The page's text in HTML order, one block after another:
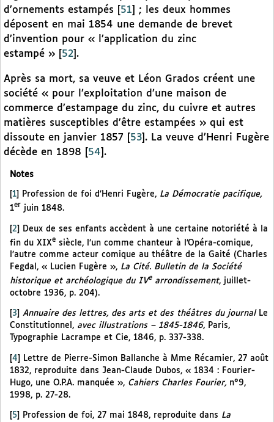
d’ornements estampés
51
; les deux hommes
déposent en mai 1854 une demande de brevet
d’invention pour « l’application du zinc
estampé »
52 .
Après sa mort, sa veuve et Léon Grados créent une
société « pour l’exploitation d’une maison de
commerce d’estampage du zinc, du cuivre et autres
matières susceptibles d’être estampées » qui est
dissoute en janvier 1857
53 . La veuve d’Henri Fugère
décède en 1898
54 .
Notes
1 Profession de foi d’Henri Fugère, La Démocratie pacifique,
1er juin 1848.
[2]
Deux de ses enfants accèdent à une certaine notoriété à la
fin du XIXe siècle, l’un comme chanteur à l’Opéra-comique,
l’autre comme acteur comique au théâtre de la Gaité (Charles
Fegdal, « Lucien Fugère », La Cité. Bulletin de la Société
historique et archéologique du IVearrondissement, juillet-
octobre 1936, p. 204).
3 Annuaire des lettres, des arts et des théâtres du journal Le
Constitutionnel, avec illustrations – 1845-1846, Paris,
Typographie Lacrampe et Cie, 1846, p. 337-338.
[4]
Lettre de Pierre-Simon Ballanche à Mme Récamier, 27 août
1832, reproduite dans Jean-Claude Dubos, « 1834 : Fourier-
Hugo, une O.P.A. manquée », Cahiers Charles Fourier, n°9,
1998, p. 27-28.
5 Profession de foi, 27 mai 1848, reproduite dans La